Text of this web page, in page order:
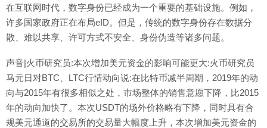
在互联网时代，数字身份已经成为一个重要的基础设施。例如，
许多国家政府正在布局eID。但是，传统的数字身份存在数据分
散、难以共享、许可方式不安全、身份伪造等诸多问题。
声音|火币研究员:本次增加美元资金的影响可能更大:火币研究员
马元日对BTC、LTC行情动向说:在比特币减半周期，2019年的动
向与2015年有很多相似之处，市场整体的销售意愿下降，比2015
年的动向加快了。本次USDT的场外价格略有下降，同时具有合
规美元通道的交易所的交易量大幅度上升，本次增加美元资金的